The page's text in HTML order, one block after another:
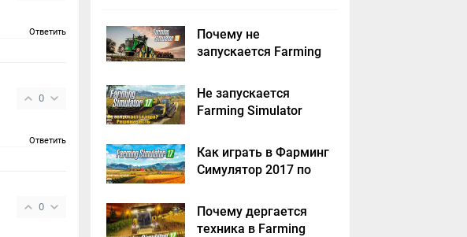
Ответить
0
Ответить
0
Почему не
запускается Farming
решение
Не запускается
Farming Simulator
Как играть в Фарминг
Симулятор 2017 по
Почему дергается
техника в Farming